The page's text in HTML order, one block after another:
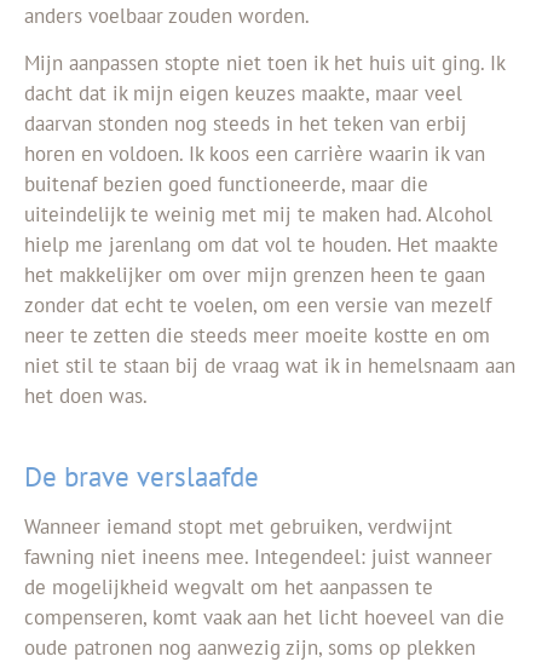
anders voelbaar zouden worden.
Mijn aanpassen stopte niet toen ik het huis uit ging. Ik
dacht dat ik mijn eigen keuzes maakte, maar veel
daarvan stonden nog steeds in het teken van erbij
horen en voldoen. Ik koos een carrière waarin ik van
buitenaf bezien goed functioneerde, maar die
uiteindelijk te weinig met mij te maken had. Alcohol
hielp me jarenlang om dat vol te houden. Het maakte
het makkelijker om over mijn grenzen heen te gaan
zonder dat echt te voelen, om een versie van mezelf
neer te zetten die steeds meer moeite kostte en om
niet stil te staan bij de vraag wat ik in hemelsnaam aan
het doen was.
De brave verslaafde
Wanneer iemand stopt met gebruiken, verdwijnt
fawning niet ineens mee. Integendeel: juist wanneer
de mogelijkheid wegvalt om het aanpassen te
compenseren, komt vaak aan het licht hoeveel van die
oude patronen nog aanwezig zijn, soms op plekken